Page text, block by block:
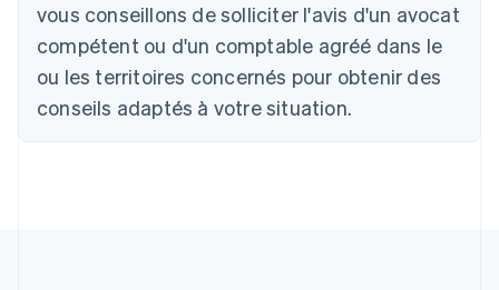
vous conseillons de solliciter l'avis d'un avocat
compétent ou d'un comptable agréé dans le
ou les territoires concernés pour obtenir des
conseils adaptés à votre situation.
Bulgarie
English
Canada
English Français
Chine continentale